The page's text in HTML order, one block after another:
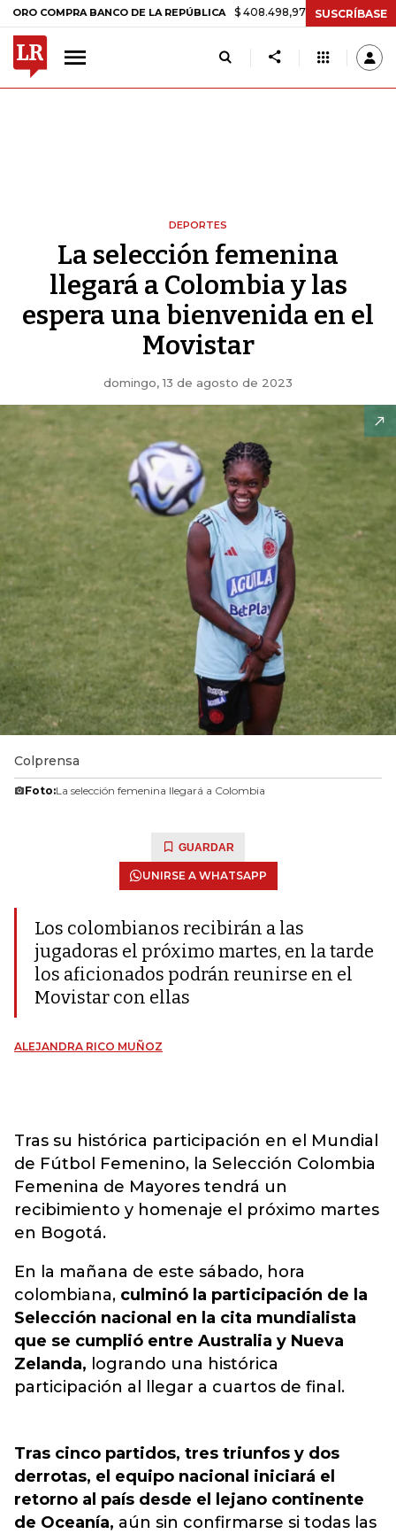
BANCO DE LA REPÚBLICA $ 408.498,97 +$ 8.753,81 +2,19%
SUSCRÍBASE
DEPORTES
La selección femenina
llegará a Colombia y las
espera una bienvenida en el
Movistar
domingo, 13 de agosto de 2023
Colprensa
Foto:La selección femenina llegará a Colombia
GUARDAR
UNIRSE A WHATSAPP
Los colombianos recibirán a las
jugadoras el próximo martes, en la tarde
los aficionados podrán reunirse en el
Movistar con ellas
ALEJANDRA RICO MUÑOZ
Tras su histórica participación en el Mundial
de Fútbol Femenino, la Selección Colombia
Femenina de Mayores tendrá un
recibimiento y homenaje el próximo martes
en Bogotá.
En la mañana de este sábado, hora
colombiana, culminó la participación de la
Selección nacional en la cita mundialista
que se cumplió entre Australia y Nueva
Zelanda, logrando una histórica
participación al llegar a cuartos de final.
Tras cinco partidos, tres triunfos y dos
derrotas, el equipo nacional iniciará el
retorno al país desde el lejano continente
de Oceanía, aún sin confirmarse si todas las